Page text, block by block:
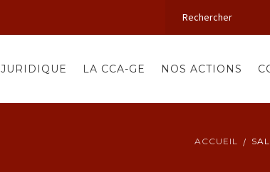
JURIDIQUE LA CCA-GE NOS ACTIONS
ACCUEIL